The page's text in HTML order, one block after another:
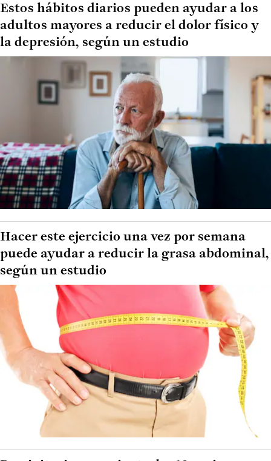
Estos hábitos diarios pueden ayudar a los
adultos mayores a reducir el dolor físico y
la depresión, según un estudio
Hacer este ejercicio una vez por semana
puede ayudar a reducir la grasa abdominal,
según un estudio